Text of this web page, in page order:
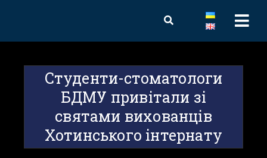
Студенти-стоматологи
БДМУ привітали зі
святами вихованців
Хотинського інтернату